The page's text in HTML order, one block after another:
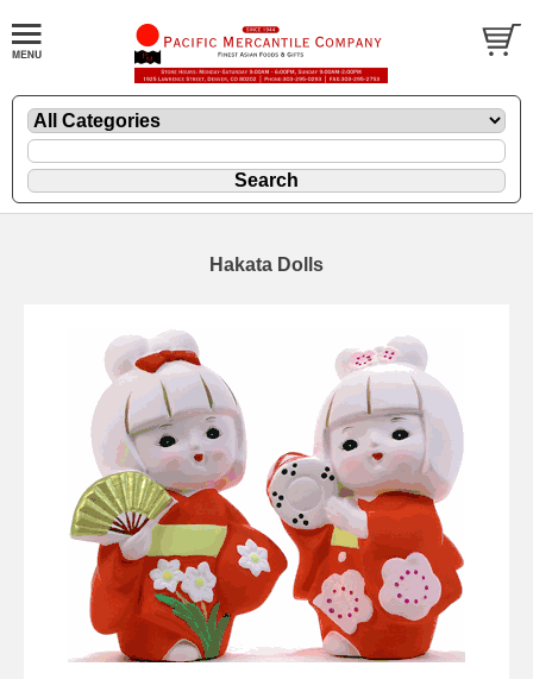
Hakata Dolls